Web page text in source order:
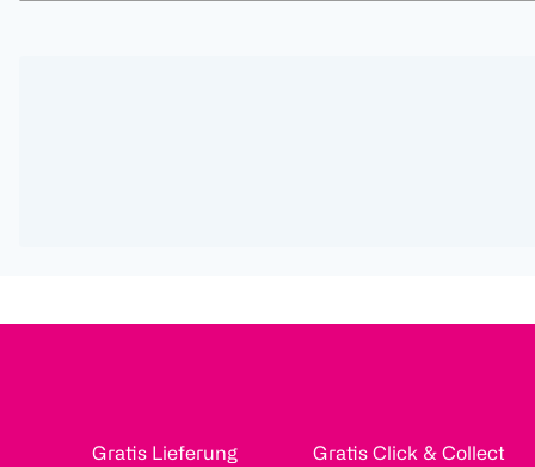
Gratis Lieferung
Gratis Click & Collect